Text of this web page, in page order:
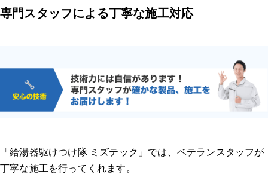
専門スタッフによる丁寧な施工対応
「給湯器駆けつけ隊 ミズテック」では、ベテランスタッフが
丁寧な施工を行ってくれます。